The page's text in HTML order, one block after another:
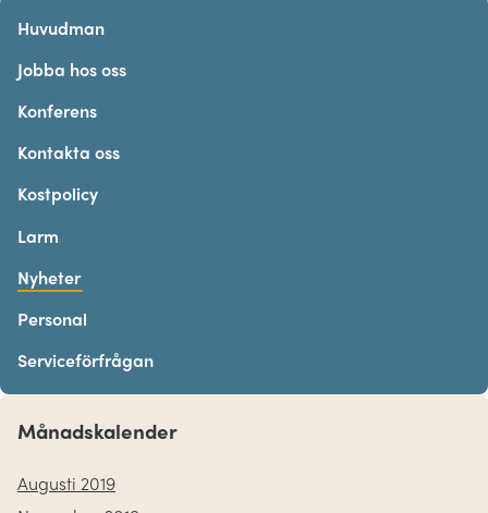
Huvudman
Jobba hos oss
Konferens
Kontakta oss
Kostpolicy
Larm
Nyheter
Personal
Serviceförfrågan
Månadskalender
Augusti 2019